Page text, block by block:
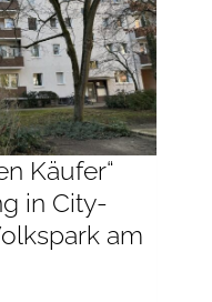
Käufer“
in City-
am